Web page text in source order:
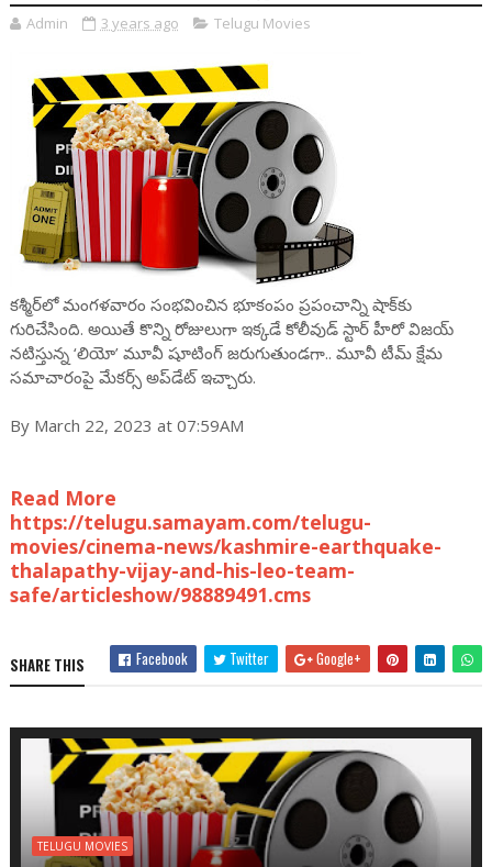
Admin 3 years ago Telugu Movies
కశ్మీర్‌లో మంగళవారం సంభవించిన భూకంపం ప్రపంచాన్ని షాక్‌కు
గురిచేసింది. అయితే కొన్ని రోజులుగా ఇక్కడే కోలీవుడ్ స్టార్ హీరో విజయ్
నటిస్తున్న ‘లియో’ మూవీ షూటింగ్‌ జరుగుతుండగా.. మూవీ టీమ్ క్షేమ
సమాచారంపై మేకర్స్ అప్‌డేట్ ఇచ్చారు.
By March 22, 2023 at 07:59AM
Read More
https://telugu.samayam.com/telugu-
movies/cinema-news/kashmire-earthquake-
thalapathy-vijay-and-his-leo-team-
safe/articleshow/98889491.cms
SHARE THIS Facebook Twitter Google+
TELUGU MOVIES